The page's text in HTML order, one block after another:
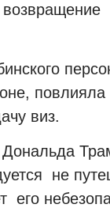
повлияла
виз.
Дональда
не
его